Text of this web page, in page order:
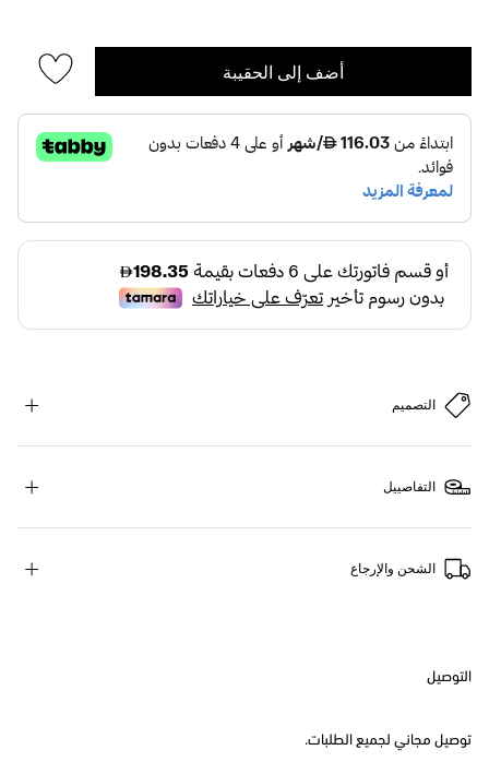
أضف إلى الحقيبة
التصميم
التفاصييل
الشحن والإرجاع
التوصيل
توصيل مجاني لجميع الطلبات.